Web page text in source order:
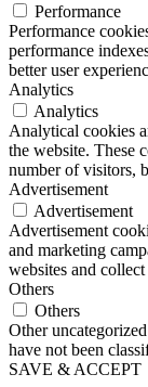
Performance
Performance
performance
better user
Analytics
Analytics
Analytical cookies
the website. These
number of visitors,
Advertisement
Advertisement
Advertisement
and marketing
websites and
Others
Others
Other
have not been
SAVE & ACCEPT